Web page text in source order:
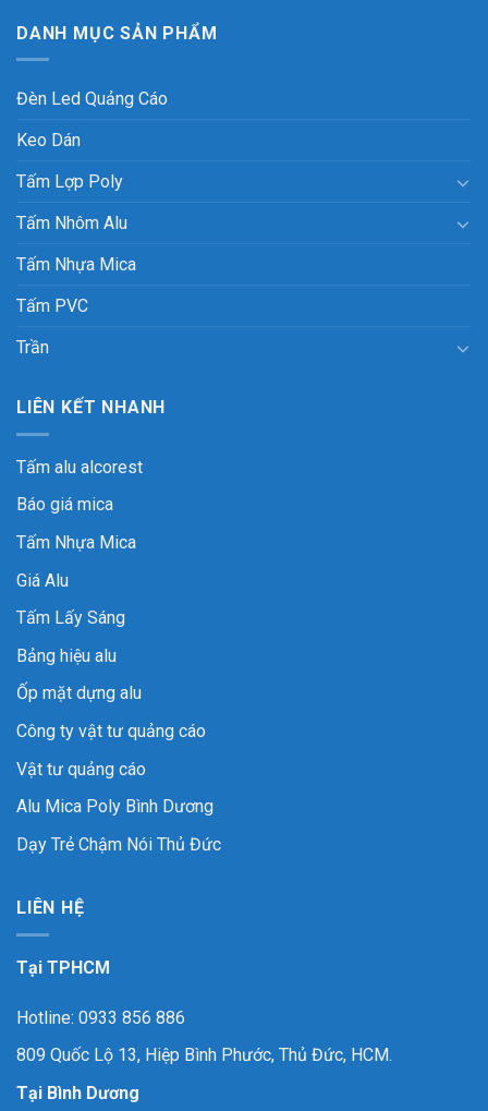
DANH MỤC SẢN PHẨM
Đèn Led Quảng Cáo
Keo Dán
Tấm Lợp Poly
Tấm Nhôm Alu
Tấm Nhựa Mica
Tấm PVC
Trần
LIÊN KẾT NHANH
Tấm alu alcorest
Báo giá mica
Tấm Nhựa Mica
Giá Alu
Tấm Lấy Sáng
Bảng hiệu alu
Ốp mặt dựng alu
Công ty vật tư quảng cáo
Vật tư quảng cáo
Alu Mica Poly Bình Dương
Dạy Trẻ Chậm Nói Thủ Đức
LIÊN HỆ
Tại TPHCM
Hotline: 0933 856 886
809 Quốc Lộ 13, Hiệp Bình Phước, Thủ Đức, HCM.
Tại Bình Dương